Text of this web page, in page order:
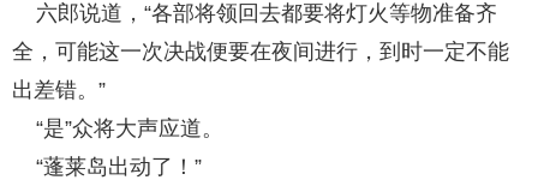
六郎说道，“各部将领回去都要将灯火等物准备齐
全，可能这一次决战便要在夜间进行，到时一定不能
出差错。”
“是”众将大声应道。
“蓬莱岛出动了！”